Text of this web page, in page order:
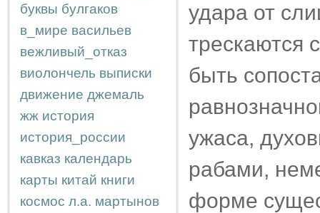
буквы булгаков
в_мире васильев
вежливый_отказ
виолончель выписки
движение джемаль
жж история
история_россии
кавказ календарь
карты китай книги
космос л.а. мартынов
удара от
трескаются
быть
ужаса,
рабами,
форме